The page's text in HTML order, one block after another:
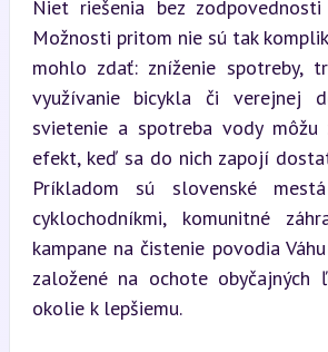
Niet riešenia bez
Možnosti pritom nie sú tak
mohlo zdať: zníženie spotreby,
využívanie bicykla či verejnej
svietenie a spotreba vody môžu
efekt, keď sa do nich zapojí
Príkladom sú slovenské
cyklochodníkmi, komunitné
kampane na čistenie povodia
založené na ochote obyčajných
okolie k lepšiemu.